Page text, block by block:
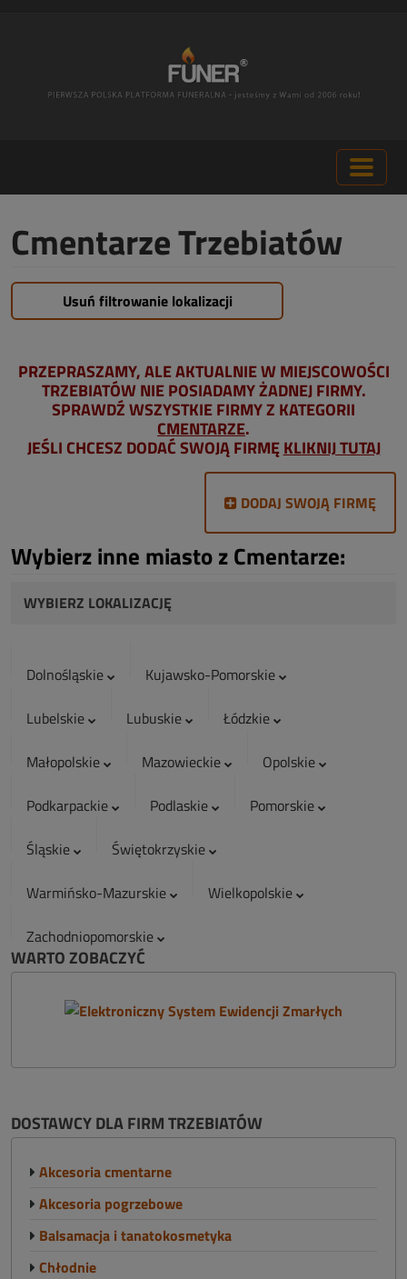
Cmentarze Trzebiatów
Usuń filtrowanie lokalizacji
PRZEPRASZAMY, ALE AKTUALNIE W MIEJSCOWOŚCI
TRZEBIATÓW NIE POSIADAMY ŻADNEJ FIRMY.
SPRAWDŹ WSZYSTKIE FIRMY Z KATEGORII
CMENTARZE.
JEŚLI CHCESZ DODAĆ SWOJĄ FIRMĘKLIKNIJ TUTAJ
DODAJ SWOJĄ FIRMĘ
Wybierz inne miasto z Cmentarze:
WYBIERZ LOKALIZACJĘ
Dolnośląskie
Kujawsko-Pomorskie
Lubelskie
Lubuskie
Łódzkie
Małopolskie
Mazowieckie
Opolskie
Podkarpackie
Podlaskie
Pomorskie
Śląskie
Świętokrzyskie
Warmińsko-Mazurskie
Wielkopolskie
Zachodniopomorskie
WARTO ZOBACZYĆ
DOSTAWCY DLA FIRM TRZEBIATÓW
Akcesoria cmentarne
Akcesoria pogrzebowe
Balsamacja i tanatokosmetyka
Chłodnie